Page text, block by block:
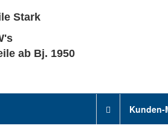
ab Bj. 1950
Kunden-